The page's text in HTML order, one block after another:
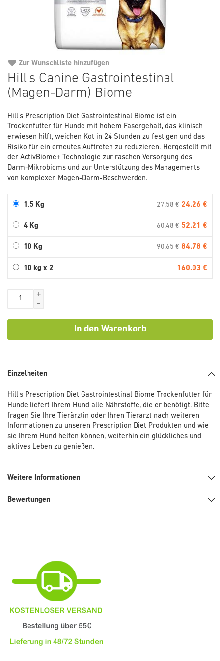
Hill's Canine Gastrointestinal
(Magen-Darm) Biome
Hill's Prescription Diet Gastrointestinal Biome ist ein
Trockenfutter für Hunde mit hohem Fasergehalt, das klinisch
erwiesen hilft, weichen Kot in 24 Stunden zu festigen und das
Risiko für ein erneutes Auftreten zu reduzieren. Hergestellt mit
der ActivBiome+ Technologie zur raschen Versorgung des
Darm-Mikrobioms und zur Unterstützung des Managements
von komplexen Magen-Darm-Beschwerden.
1,5 Kg 27.58 € 24.26 €
4 Kg 60.48 € 52.21 €
10 Kg 90.65 € 84.78 €
10 kg x 2 160.03 €
+
-
In den Warenkorb
Zur Wunschliste hinzufügen
Anfang
der
springen
Einzelheiten
Hill's Prescription Diet Gastrointestinal Biome Trockenfutter für
Hunde liefert Ihrem Hund alle Nährstoffe, die er benötigt. Bitte
fragen Sie Ihre Tierärztin oder Ihren Tierarzt nach weiteren
Informationen zu unseren Prescription Diet Produkten und wie
sie Ihrem Hund helfen können, weiterhin ein glückliches und
aktives Leben zu genießen.
Weitere Informationen
Bewertungen